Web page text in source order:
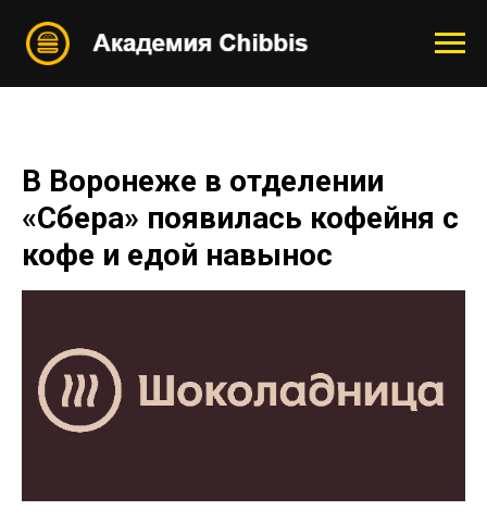
В Воронеже в отделении
«Сбера» появилась кофейня с
кофе и едой навынос